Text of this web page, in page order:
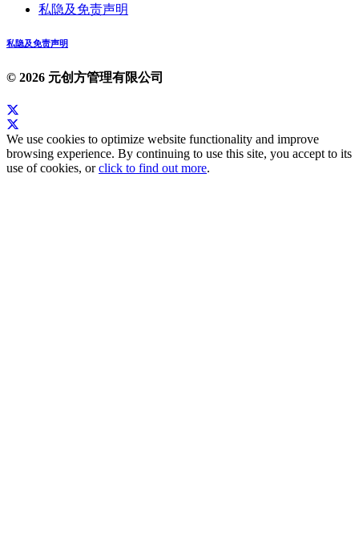
私隐及免责声明
私隐及免责声明
© 2026 元创方管理有限公司
We use cookies to optimize website functionality and improve
browsing experience. By continuing to use this site, you accept to its
use of cookies, orclick to find out more.